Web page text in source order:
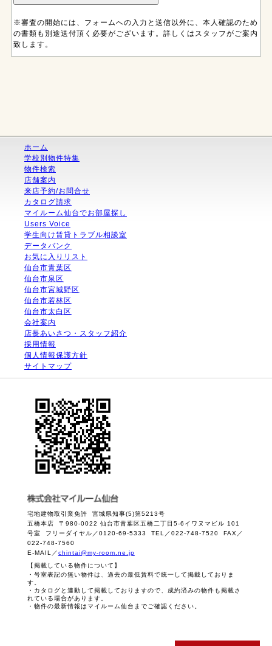
※審査の開始には、フォームへの入力と送信以外に、本人確認のため
の書類も別途送付頂く必要がございます。詳しくはスタッフがご案内
致します。
ホーム
学校別物件特集
物件検索
店舗案内
来店予約/お問合せ
カタログ請求
マイルーム仙台でお部屋探し
Users Voice
学生向け賃貸トラブル相談室
データバンク
お気に入りリスト
仙台市青葉区
仙台市泉区
仙台市宮城野区
仙台市若林区
仙台市太白区
会社案内
店長あいさつ・スタッフ紹介
採用情報
個人情報保護方針
サイトマップ
宅地建物取引業免許 宮城県知事(5)第5213号
五橋本店 〒980-0022 仙台市青葉区五橋二丁目5-6イワヌマビル 101
号室 フリーダイヤル／0120-69-5333 TEL／022-748-7520 FAX／
022-748-7560
E-MAIL／chintai@my-room.ne.jp
【掲載している物件について】
・号室表記の無い物件は、過去の最低賃料で統一して掲載しておりま
す。
・カタログと連動して掲載しておりますので、成約済みの物件も掲載さ
れている場合があります。
・物件の最新情報はマイルーム仙台までご確認ください。